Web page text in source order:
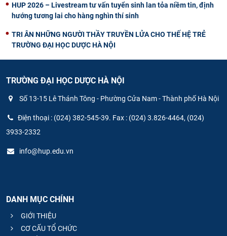
HUP 2026 – Livestream tư vấn tuyển sinh lan tỏa niềm tin, định
hướng tương lai cho hàng nghìn thí sinh
TRI ÂN NHỮNG NGƯỜI THẦY TRUYỀN LỬA CHO THẾ HỆ TRẺ
TRƯỜNG ĐẠI HỌC DƯỢC HÀ NỘI
TRƯỜNG ĐẠI HỌC DƯỢC HÀ NỘI
Số 13-15 Lê Thánh Tông - Phường Cửa Nam - Thành phố Hà Nội
Điện thoại : (024) 382-545-39. Fax : (024) 3.826-4464, (024)
3933-2332
info@hup.edu.vn
DANH MỤC CHÍNH
GIỚI THIỆU
CƠ CẤU TỔ CHỨC